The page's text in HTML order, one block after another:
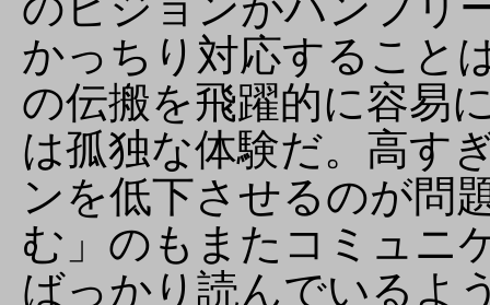
かっちり対応すること
の伝搬を飛躍的に容易
は孤独な体験だ。高す
ンを低下させるのが問
む」のもまたコミュニ
ばっかり読んでいるよ